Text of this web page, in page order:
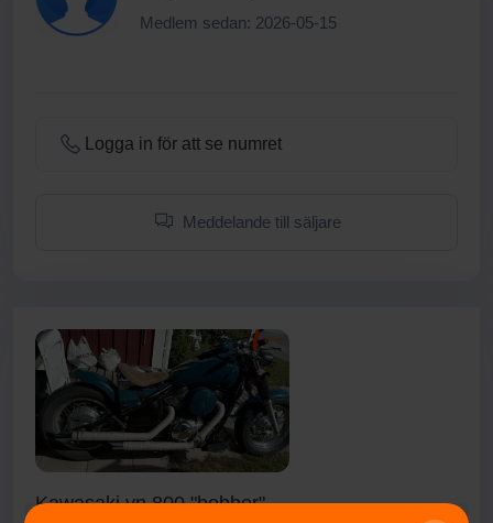
Medlem sedan: 2026-05-15
Logga in för att se numret
Meddelande till säljare
Kawasaki vn 800 "bobber"